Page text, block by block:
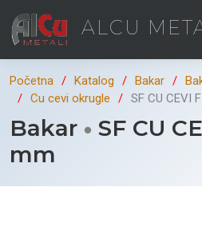
ALCU
Početna Katalog Bakar
Cu cevi okrugle
SF CU CEVI
Bakar
SF CU
mm